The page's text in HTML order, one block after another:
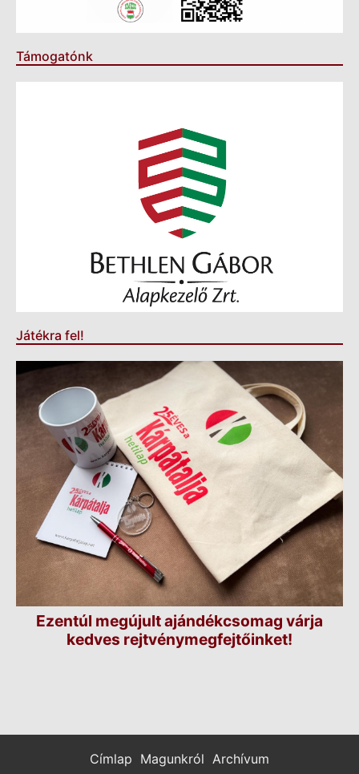
Támogatónk
Játékra fel!
Ezentúl megújult ajándékcsomag várja
kedves rejtvénymegfejtőinket!
Címlap Magunkról Archívum